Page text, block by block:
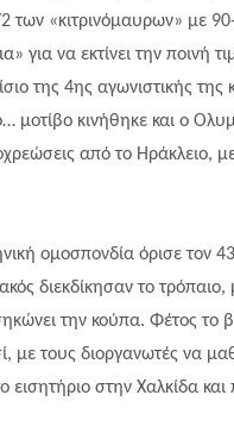
των «κιτρινόμαυρων» με
για να εκτίνει την ποινή
της 4ης αγωνιστικής της
μοτίβο κινήθηκε και ο
από το Ηράκλειο,
ομοσπονδία όρισε τον
διεκδίκησαν το τρόπαιο,
την κούπα. Φέτος το
με τους διοργανωτές να
στην Χαλκίδα και